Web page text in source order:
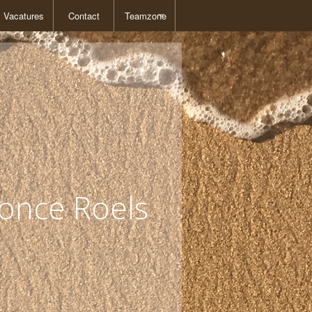
Vacatures Contact Teamzone
Teamzone 2
Teamzone 3
Fiches
Basisboek EMDR
Roels